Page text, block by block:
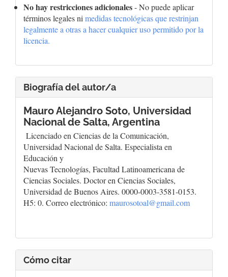
No hay restricciones adicionales- No puede aplicar
términos legales ni medidas tecnológicas que restrinjan
legalmente a otras a hacer cualquier uso permitido por la
licencia.
Biografía del autor/a
Mauro Alejandro Soto, Universidad
Nacional de Salta, Argentina
Licenciado en Ciencias de la Comunicación,
Universidad Nacional de Salta. Especialista en
Educación y
Nuevas Tecnologías, Facultad Latinoamericana de
Ciencias Sociales. Doctor en Ciencias Sociales,
Universidad de Buenos Aires. 0000-0003-3581-0153.
H5: 0. Correo electrónico: maurosotoal@gmail.com
Cómo citar